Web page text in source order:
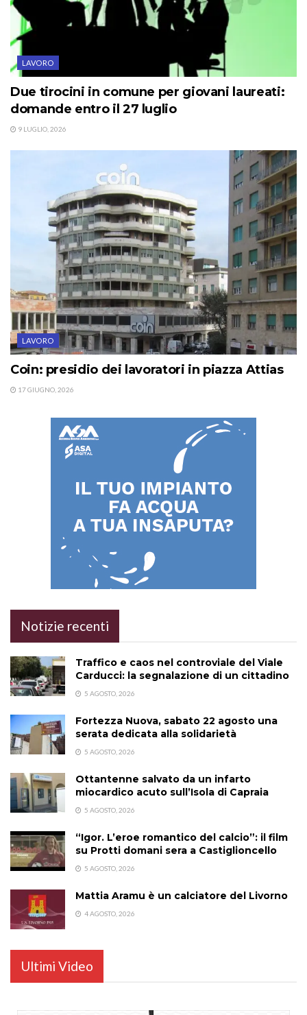
LAVORO
Due tirocini in comune per giovani laureati:
domande entro il 27 luglio
9 LUGLIO, 2026
LAVORO
Coin: presidio dei lavoratori in piazza Attias
17 GIUGNO, 2026
Notizie recenti
Traffico e caos nel controviale del Viale
Carducci: la segnalazione di un cittadino
5 AGOSTO, 2026
Fortezza Nuova, sabato 22 agosto una
serata dedicata alla solidarietà
5 AGOSTO, 2026
Ottantenne salvato da un infarto
miocardico acuto sull’Isola di Capraia
5 AGOSTO, 2026
“Igor. L’eroe romantico del calcio”: il film
su Protti domani sera a Castiglioncello
5 AGOSTO, 2026
Mattia Aramu è un calciatore del Livorno
4 AGOSTO, 2026
Ultimi Video